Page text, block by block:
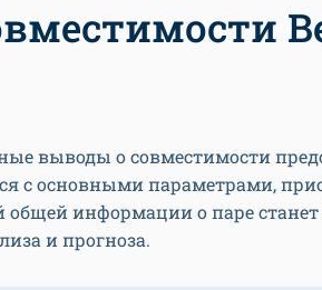
выводы о совместимости
с основными параметрами,
общей информации о паре
и прогноза.